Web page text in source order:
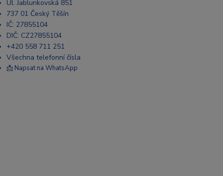
Ul. Jablunkovská 851
737 01 Český Těšín
IČ: 27855104
DIČ: CZ27855104
+420 558 711 251
Všechna telefonní čísla
📩 Napsat na WhatsApp